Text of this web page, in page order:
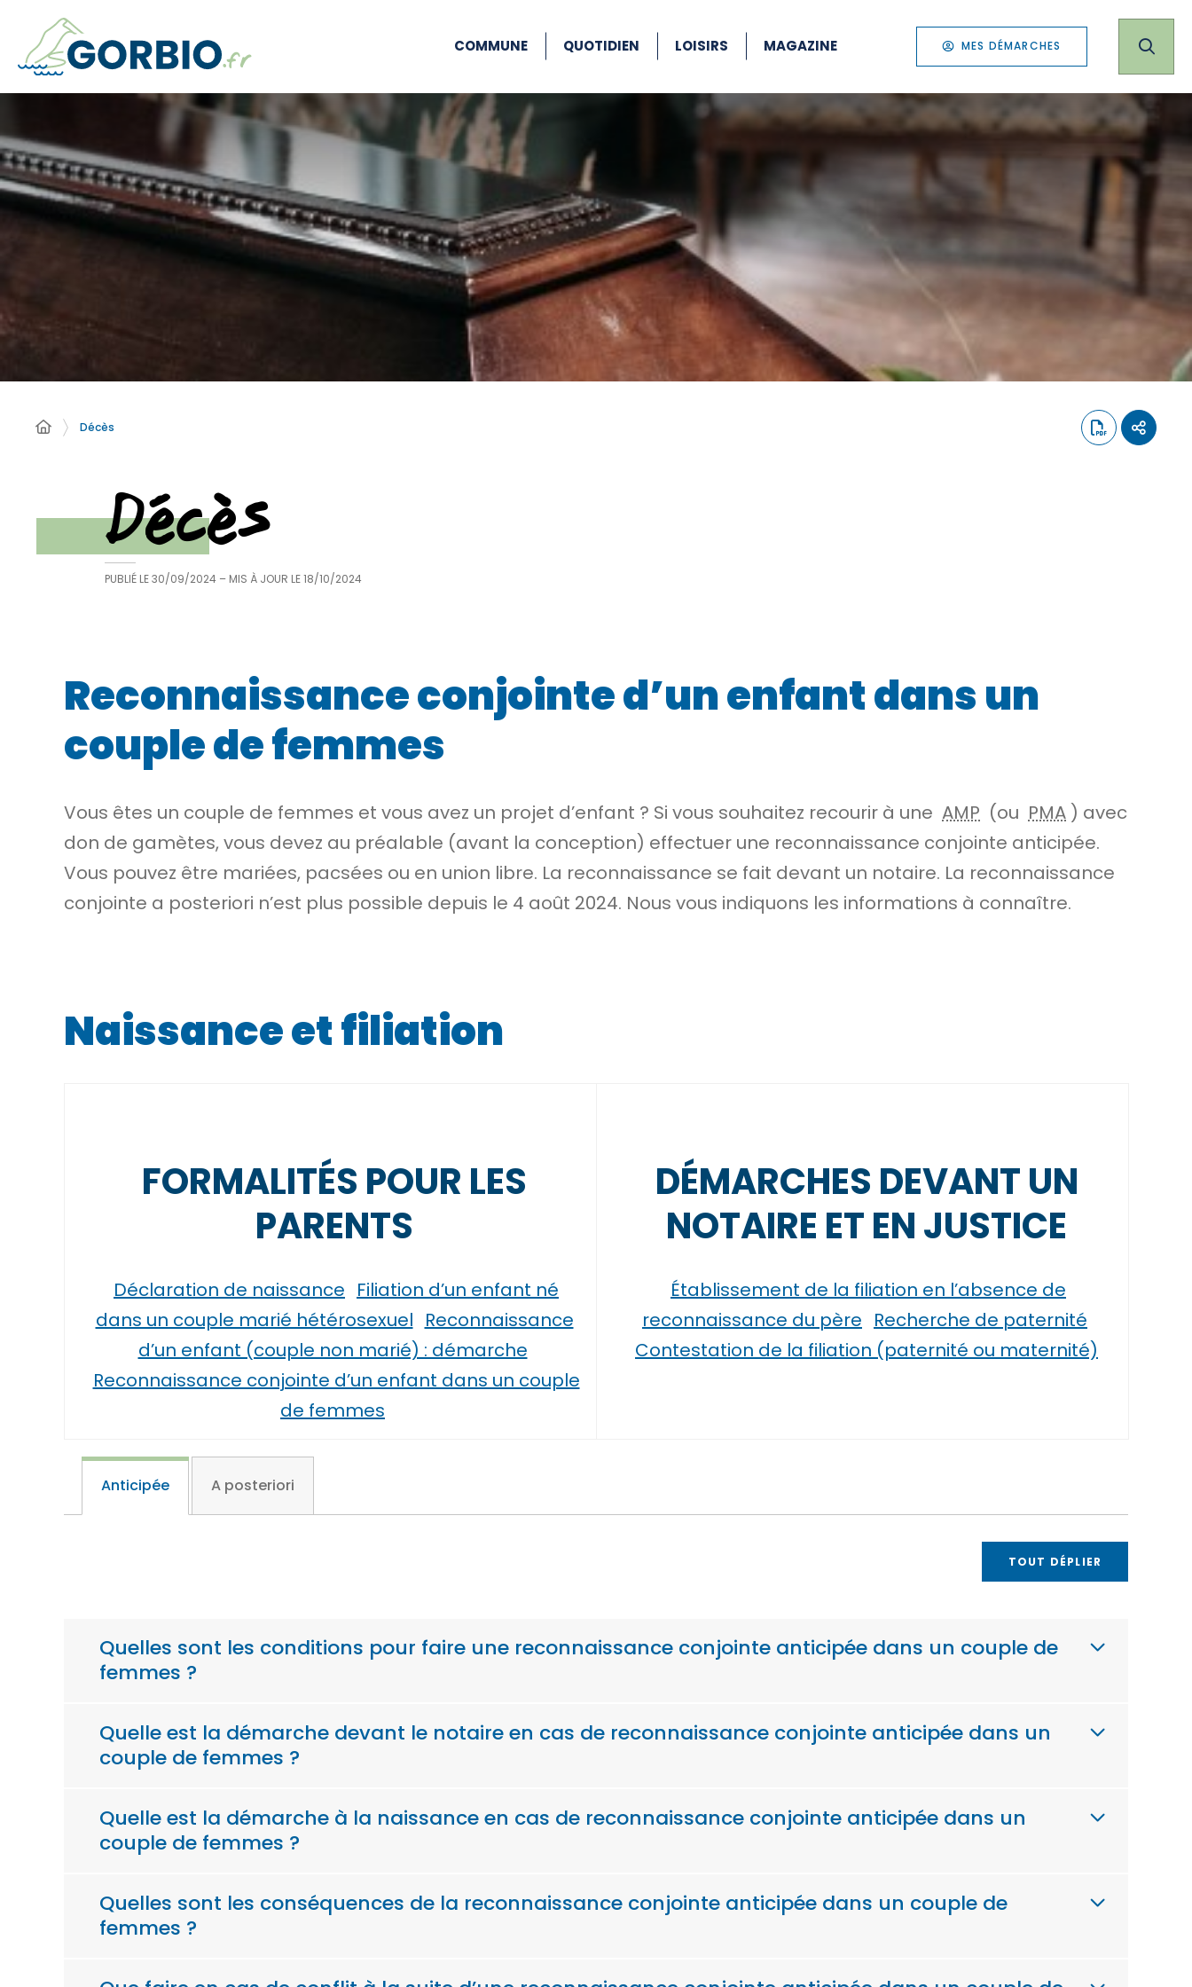
COMMUNE QUOTIDIEN LOISIRS MAGAZINE MES DÉMARCHES
Décès
Décès
PUBLIÉ LE30/09/2024 – MIS À JOUR LE18/10/2024
Reconnaissance conjointe d’un enfant dans un
couple de femmes
Vous êtes un couple de femmes et vous avez un projet d’enfant ? Si vous souhaitez recourir à une AMP (ou PMA ) avec
don de gamètes, vous devez au préalable (avant la conception) effectuer une reconnaissance conjointe anticipée.
Vous pouvez être mariées, pacsées ou en union libre. La reconnaissance se fait devant un notaire. La reconnaissance
conjointe a posteriori n’est plus possible depuis le 4 août 2024. Nous vous indiquons les informations à connaître.
Naissance et filiation
FORMALITÉS POUR LES
PARENTS
Déclaration de naissance Filiation d’un enfant né
dans un couple marié hétérosexuel Reconnaissance
d’un enfant (couple non marié) : démarche
Reconnaissance conjointe d’un enfant dans un couple
de femmes
DÉMARCHES DEVANT UN
NOTAIRE ET EN JUSTICE
Établissement de la filiation en l’absence de
reconnaissance du père Recherche de paternité
Contestation de la filiation (paternité ou maternité)
Anticipée A posteriori
TOUT DÉPLIER
Quelles sont les conditions pour faire une reconnaissance conjointe anticipée dans un couple de
femmes ?
Quelle est la démarche devant le notaire en cas de reconnaissance conjointe anticipée dans un
couple de femmes ?
Quelle est la démarche à la naissance en cas de reconnaissance conjointe anticipée dans un
couple de femmes ?
Quelles sont les conséquences de la reconnaissance conjointe anticipée dans un couple de
femmes ?